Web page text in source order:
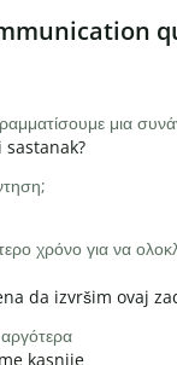
μια
χρόνο για να
da izvršim ovaj
kasnije